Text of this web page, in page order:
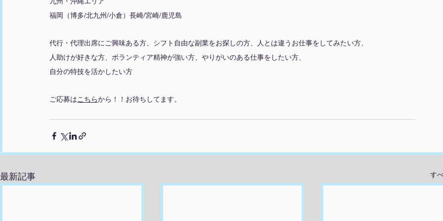
福岡（博多/北九州/小倉）長崎/宮崎/鹿児島
代行・代理出席にご興味ある方、シフト自由な副業をお探しの方、人とは違うお仕事をしてみたい方、
人助けが好きな方、ボランティア精神が強い方、やりがいのある仕事をしたい方、
自分の特技を活かしたい方
ご応募はこちらから！！お待ちしてます。
最新記事 す